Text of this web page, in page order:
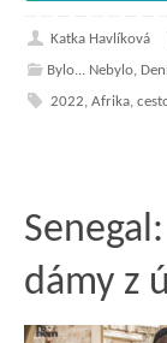
Katka Havlíková
Bylo... Nebylo,
2022, Afrika,
dámy z